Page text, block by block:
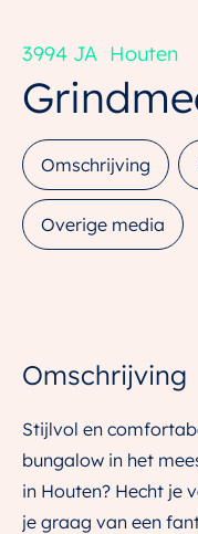
3994 JA Houten
Omschrijving
Overige media
Omschrijving
Stijlvol en
bungalow in het
in Houten? Hecht je
je graag van een